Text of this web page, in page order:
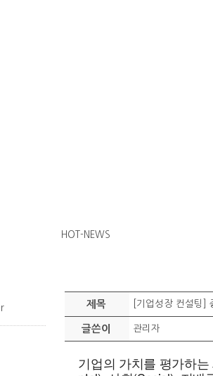
HOT-NEWS
제목 [기업성장 컨설팅]
글쓴이 관리자
기업의 가치를 평가하